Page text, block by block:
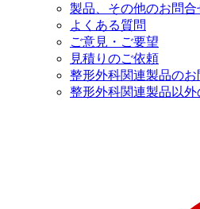
製品、その他のお問合
よくある質問
ご意見・ご要望
見積りのご依頼
整形外科関連製品のお
整形外科関連製品以